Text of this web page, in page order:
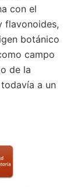
con el
flavonoides,
botánico
campo
de la
a un